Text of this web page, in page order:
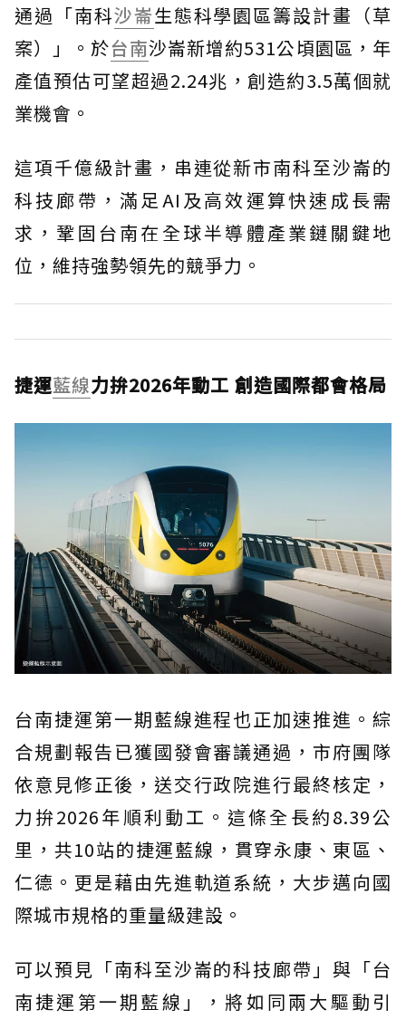
通過「南科沙崙生態科學園區籌設計畫（草
案）」。於台南沙崙新增約531公頃園區，年
產值預估可望超過2.24兆，創造約3.5萬個就
業機會。
這項千億級計畫，串連從新市南科至沙崙的
科技廊帶，滿足AI及高效運算快速成長需
求，鞏固台南在全球半導體產業鏈關鍵地
位，維持強勢領先的競爭力。
捷運藍線力拚2026年動工 創造國際都會格局
台南捷運第一期藍線進程也正加速推進。綜
合規劃報告已獲國發會審議通過，市府團隊
依意見修正後，送交行政院進行最終核定，
力拚2026年順利動工。這條全長約8.39公
里，共10站的捷運藍線，貫穿永康、東區、
仁德。更是藉由先進軌道系統，大步邁向國
際城市規格的重量級建設。
可以預見「南科至沙崙的科技廊帶」與「台
南捷運第一期藍線」，將如同兩大驅動引